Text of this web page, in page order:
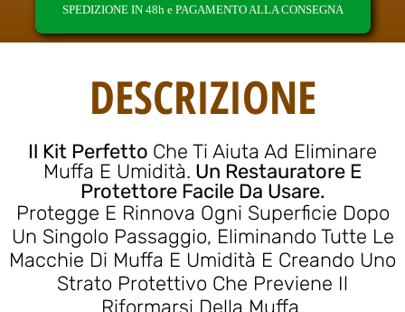
SPEDIZIONE IN 48h e PAGAMENTO ALLA CONSEGNA
DESCRIZIONE
Il Kit Perfetto Che Ti Aiuta Ad Eliminare
Muffa E Umidità. Un Restauratore E
Protettore Facile Da Usare.
Protegge E Rinnova Ogni Superficie Dopo
Un Singolo Passaggio, Eliminando Tutte Le
Macchie Di Muffa E Umidità E Creando Uno
Strato Protettivo Che Previene Il
Riformarsi Della Muffa.